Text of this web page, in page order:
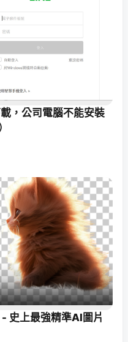
，公司電腦不能安裝
上最強精準AI圖片